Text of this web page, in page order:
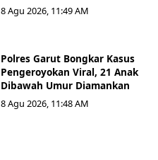
8 Agu 2026, 11:49 AM
Polres Garut Bongkar Kasus
Pengeroyokan Viral, 21 Anak
Dibawah Umur Diamankan
8 Agu 2026, 11:48 AM